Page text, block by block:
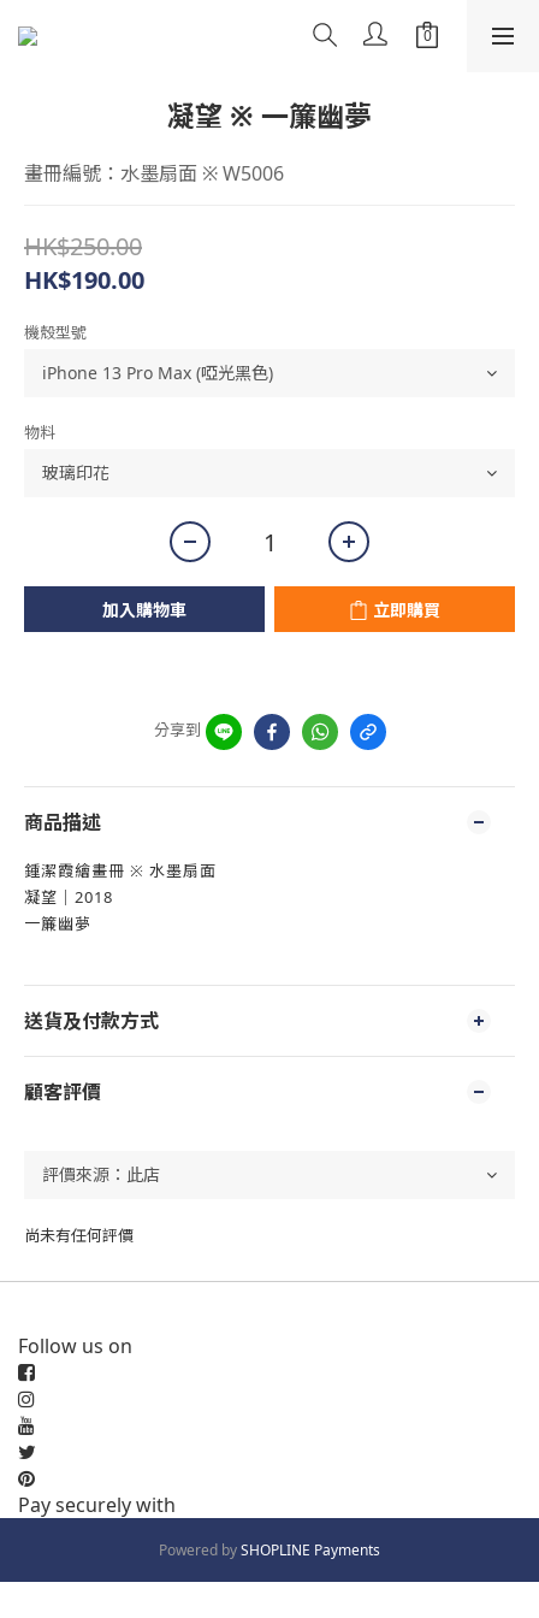
凝望 ※ 一簾幽夢
畫冊編號：水墨扇面 ※ W5006
HK$250.00
HK$190.00
機殼型號
物料
加入購物車 立即購買
分享到
商品描述
鍾潔霞繪畫冊 ※ 水墨扇面
凝望｜2018
一簾幽夢
送貨及付款方式
顧客評價
尚未有任何評價
Follow us on
Pay securely with
Powered bySHOPLINE Payments